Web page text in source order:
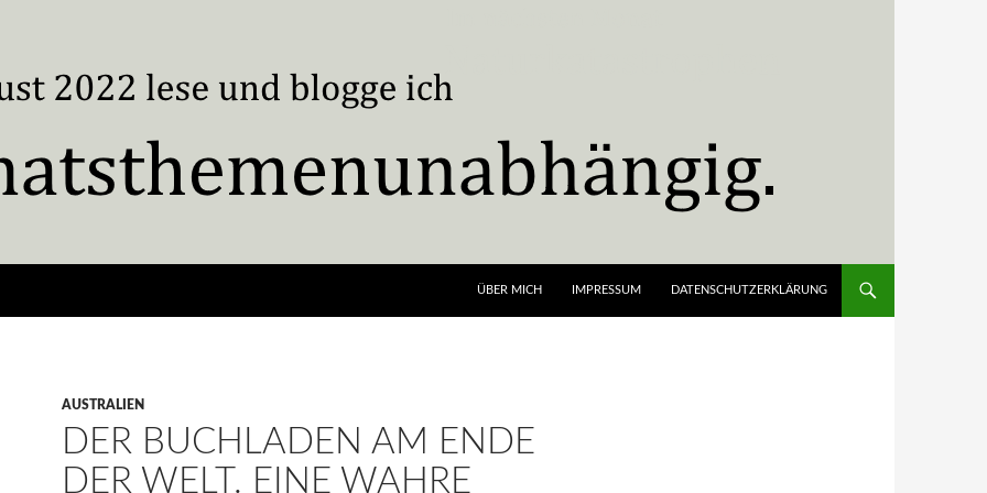
ÜBER MICH IMPRESSUM DATENSCHUTZERKLÄRUNG
AUSTRALIEN
DER BUCHLADEN AM ENDE
DER WELT. EINE WAHRE